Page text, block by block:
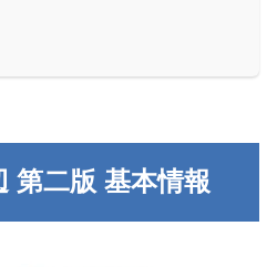
第二版 基本情報